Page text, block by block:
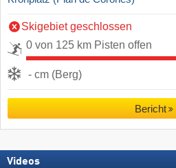
Skigebiet geschlossen
0 von 125 km Pisten offen
- cm (Berg)
Bericht
Videos